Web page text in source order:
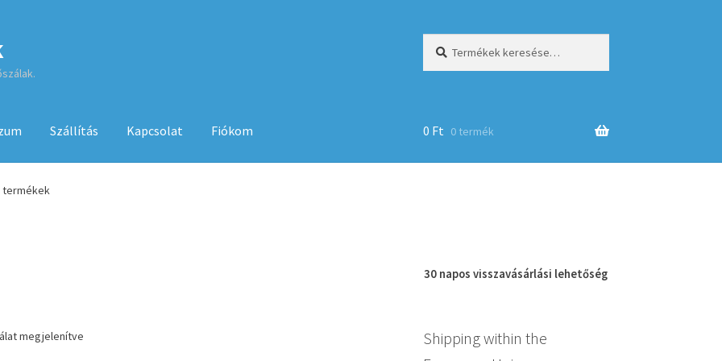
Szállítás Kapcsolat Fiókom
ÁSZF Fiókom
0 Ft 0 termék
termékek
megjelenítve
30 napos visszavásárlási lehetőség
Shipping within the